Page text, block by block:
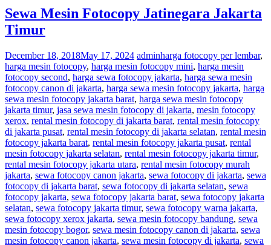
Sewa Mesin Fotocopy Jatinegara Jakarta
Timur
December 18, 2018May 17, 2024 adminharga fotocopy per lembar,
harga mesin fotocopy, harga mesin fotocopy mini, harga mesin
fotocopy second, harga sewa fotocopy jakarta, harga sewa mesin
fotocopy canon di jakarta, harga sewa mesin fotocopy jakarta, harga
sewa mesin fotocopy jakarta barat, harga sewa mesin fotocopy
jakarta timur, jasa sewa mesin fotocopy di jakarta, mesin fotocopy
xerox, rental mesin fotocopy di jakarta barat, rental mesin fotocopy
di jakarta pusat, rental mesin fotocopy di jakarta selatan, rental mesin
fotocopy jakarta barat, rental mesin fotocopy jakarta pusat, rental
mesin fotocopy jakarta selatan, rental mesin fotocopy jakarta timur,
rental mesin fotocopy jakarta utara, rental mesin fotocopy murah
jakarta, sewa fotocopy canon jakarta, sewa fotocopy di jakarta, sewa
fotocopy di jakarta barat, sewa fotocopy di jakarta selatan, sewa
fotocopy jakarta, sewa fotocopy jakarta barat, sewa fotocopy jakarta
selatan, sewa fotocopy jakarta timur, sewa fotocopy warna jakarta,
sewa fotocopy xerox jakarta, sewa mesin fotocopy bandung, sewa
mesin fotocopy bogor, sewa mesin fotocopy canon di jakarta, sewa
mesin fotocopy canon jakarta, sewa mesin fotocopy di jakarta, sewa